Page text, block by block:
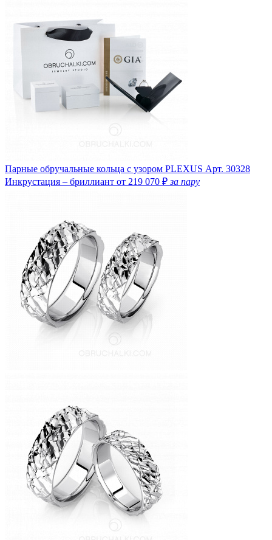
Парные обручальные кольца с узором PLEXUS Арт. 30328
Инкрустация – бриллиант от 219 070 ₽за пару